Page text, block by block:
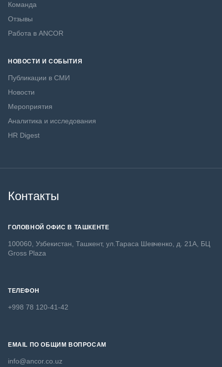
Команда
Отзывы
Работа в ANCOR
НОВОСТИ И СОБЫТИЯ
Публикации в СМИ
Новости
Мероприятия
Аналитика и исследования
HR Digest
Контакты
ГОЛОВНОЙ ОФИС В ТАШКЕНТЕ
100060, Узбекистан, Ташкент, ул.Тараса Шевченко, д. 21А, БЦ
Gross Plaza
ТЕЛЕФОН
+998 78 120-41-42
EMAIL ПО ОБЩИМ ВОПРОСАМ
info@ancor.co.uz